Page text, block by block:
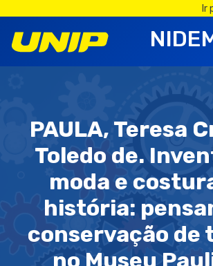
Ir
PAULA, Teresa
Toledo de.
moda e
história:
conservação de
no Museu